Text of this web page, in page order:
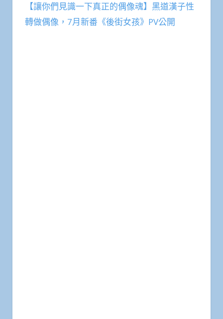
【讓你們見識一下真正的偶像魂】黑道漢子性
轉做偶像，7月新番《後街女孩》PV公開